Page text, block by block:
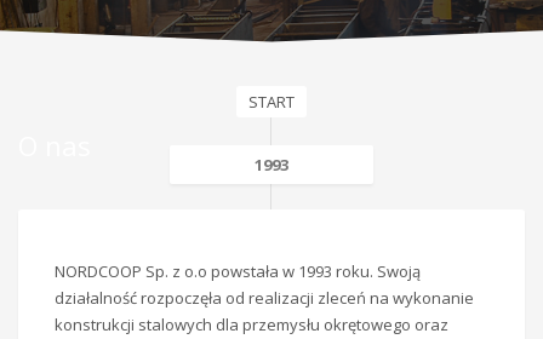
START
1993
NORDCOOP Sp. z o.o powstała w 1993 roku. Swoją
działalność rozpoczęła od realizacji zleceń na wykonanie
konstrukcji stalowych dla przemysłu okrętowego oraz